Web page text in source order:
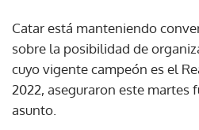
Catar está manteniendo
sobre la posibilidad de
cuyo vigente campeón es el
2022, aseguraron este martes
asunto.